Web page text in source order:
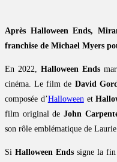
Après Halloween Ends,
franchise de Michael Myers
En 2022, Halloween Ends
cinéma. Le film de David
composée d’Halloweenet
film original deJohn
son rôle emblématique de
SiHalloween Ends signe la